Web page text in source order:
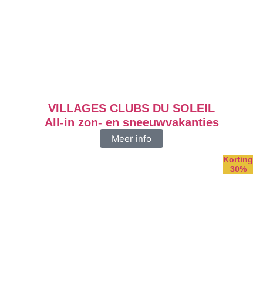
VILLAGES CLUBS DU SOLEIL
All-in zon- en sneeuwvakanties
Meer info
Korting
30%